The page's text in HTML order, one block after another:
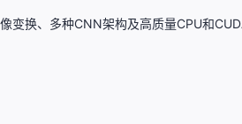
换、多种CNN架构及高质量CPU和